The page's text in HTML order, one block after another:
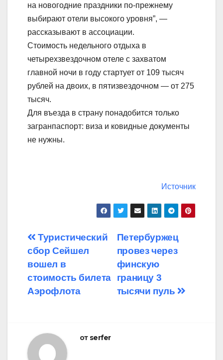
на новогодние праздники по-прежнему
выбирают отели высокого уровня”, —
рассказывают в ассоциации.
Стоимость недельного отдыха в
четырехзвездочном отеле с захватом
главной ночи в году стартует от 109 тысяч
рублей на двоих, в пятизвездочном — от 275
тысяч.
Для въезда в страну понадобится только
загранпаспорт: виза и ковидные документы
не нужны.
Источник
Навигация
по
записям
Петербуржец
провез через
финскую
границу 3
тысячи пуль
Туристический
сбор Сейшел
вошел в
стоимость билета
Аэрофлота
от serfer